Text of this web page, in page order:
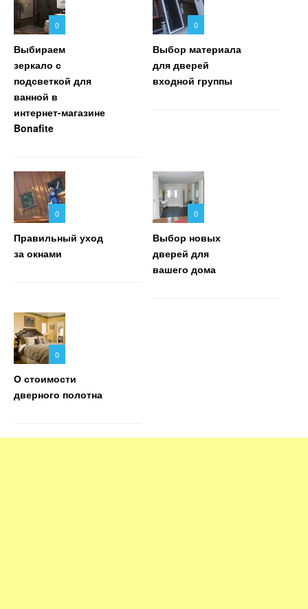
0
Выбираем
зеркало с
подсветкой для
ванной в
интернет-магазине
Bonafite
0
Выбор материала
для дверей
входной группы
0
Правильный уход
за окнами
0
Выбор новых
дверей для
вашего дома
0
О стоимости
дверного полотна